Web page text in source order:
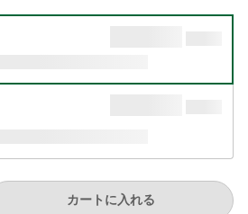
カートに入れる